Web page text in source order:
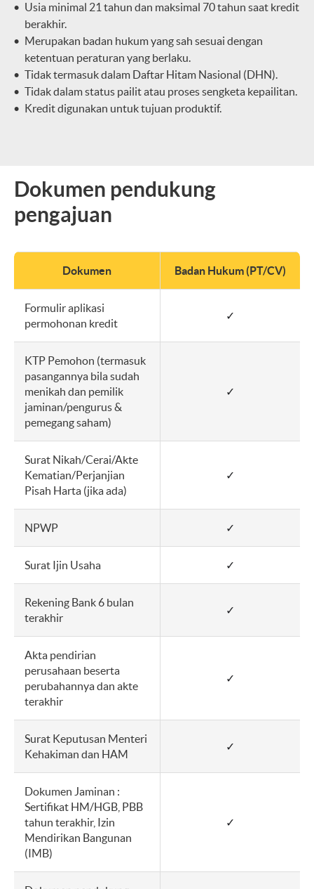
Usia minimal 21 tahun dan maksimal 70 tahun saat kredit
berakhir.
Merupakan badan hukum yang sah sesuai dengan
ketentuan peraturan yang berlaku.
Tidak termasuk dalam Daftar Hitam Nasional (DHN).
Tidak dalam status pailit atau proses sengketa kepailitan.
Kredit digunakan untuk tujuan produktif.
Dokumen pendukung
pengajuan
Dokumen Badan Hukum (PT/CV)
Formulir aplikasi
permohonan kredit
✓
KTP Pemohon (termasuk
pasangannya bila sudah
menikah dan pemilik
jaminan/pengurus &
pemegang saham)
✓
Surat Nikah/Cerai/Akte
Kematian/Perjanjian
Pisah Harta (jika ada)
✓
NPWP ✓
Surat Ijin Usaha ✓
Rekening Bank 6 bulan
terakhir
✓
Akta pendirian
perusahaan beserta
perubahannya dan akte
terakhir
✓
Surat Keputusan Menteri
Kehakiman dan HAM
✓
Dokumen Jaminan :
Sertifikat HM/HGB, PBB
tahun terakhir, Izin
Mendirikan Bangunan
(IMB)
✓